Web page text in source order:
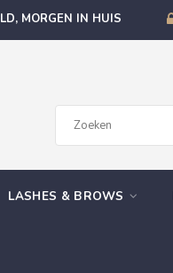
MORGEN IN HUIS
LASHES & BROWS